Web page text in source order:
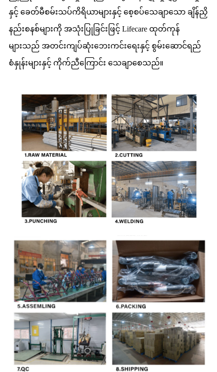
နှင့် ခေတ်မီစမ်းသပ်ကိရိယာများနှင့် စေ့စပ်သေချာသော ချိန်ညှိ
နည်းစနစ်များကို အသုံးပြုခြင်းဖြင့် Lifecare ထုတ်ကုန်
များသည် အတင်းကျပ်ဆုံးဘေးကင်းရေးနှင့် စွမ်းဆောင်ရည်
စံနှုန်းများနှင့် ကိုက်ညီကြောင်း သေချာစေသည်။